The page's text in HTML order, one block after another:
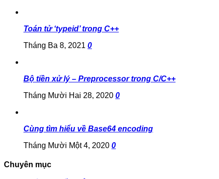
Toán tử ‘typeid’ trong C++
Tháng Ba 8, 2021 0
Bộ tiền xử lý – Preprocessor trong C/C++
Tháng Mười Hai 28, 2020 0
Cùng tìm hiểu về Base64 encoding
Tháng Mười Một 4, 2020 0
Chuyên mục